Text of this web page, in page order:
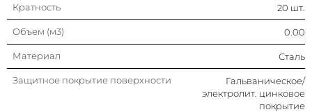
Кратность 20 шт.
Объем (м3) 0.00
Материал Сталь
Защитное покрытие поверхности
Гальваническое/
электролит. цинковое
покрытие